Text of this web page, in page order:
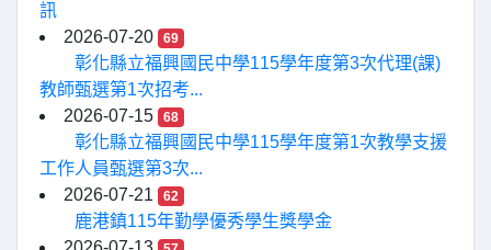
訊
2026-07-20
69
彰化縣立福興國民中學115學年度第3次代理(課)
教師甄選第1次招考...
2026-07-15
68
彰化縣立福興國民中學115學年度第1次教學支援
工作人員甄選第3次...
2026-07-21
62
鹿港鎮115年勤學優秀學生獎學金